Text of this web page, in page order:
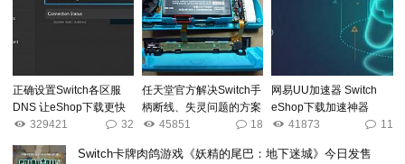
正确设置Switch各区服
DNS 让eShop下载更快
329421
32
任天堂官方解决Switch手
柄断线、失灵问题的方案
45851
18
网易UU加速器 Switch
eShop下载加速神器
41873
11
Switch卡牌肉鸽游戏《妖精的尾巴：地下迷城》今日发售